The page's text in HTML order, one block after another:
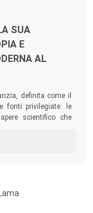
SUA
E
AL
definita come il
fonti privilegiate: le
scientifico che